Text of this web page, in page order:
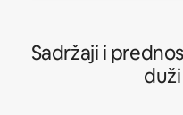
Sadržaji i